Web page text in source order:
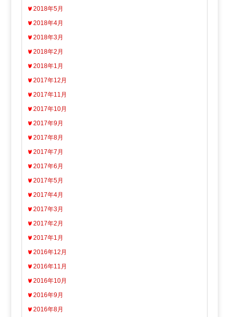
2018年5月
2018年4月
2018年3月
2018年2月
2018年1月
2017年12月
2017年11月
2017年10月
2017年9月
2017年8月
2017年7月
2017年6月
2017年5月
2017年4月
2017年3月
2017年2月
2017年1月
2016年12月
2016年11月
2016年10月
2016年9月
2016年8月